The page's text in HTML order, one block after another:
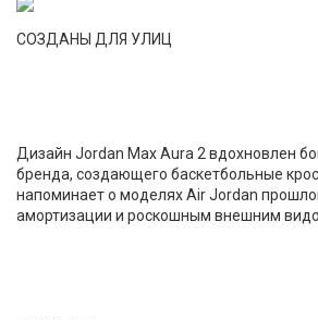
СОЗДАНЫ ДЛЯ УЛИЦ
Дизайн Jordan Max Aura 2 вдохновлен
бренда, создающего баскетбольные
напоминает о моделях Air Jordan
амортизации и роскошным внешним